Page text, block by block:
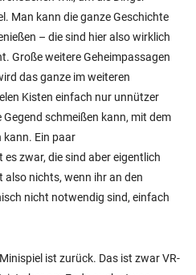
Man kann die ganze Geschichte
– die sind hier also wirklich
Große weitere Geheimpassagen
das ganze im weiteren
Kisten einfach nur unnützer
schmeißen kann, mit dem
kann. Ein paar
zwar, die sind aber eigentlich
nichts, wenn ihr an den
nicht notwendig sind, einfach
ist zurück. Das ist zwar VR-